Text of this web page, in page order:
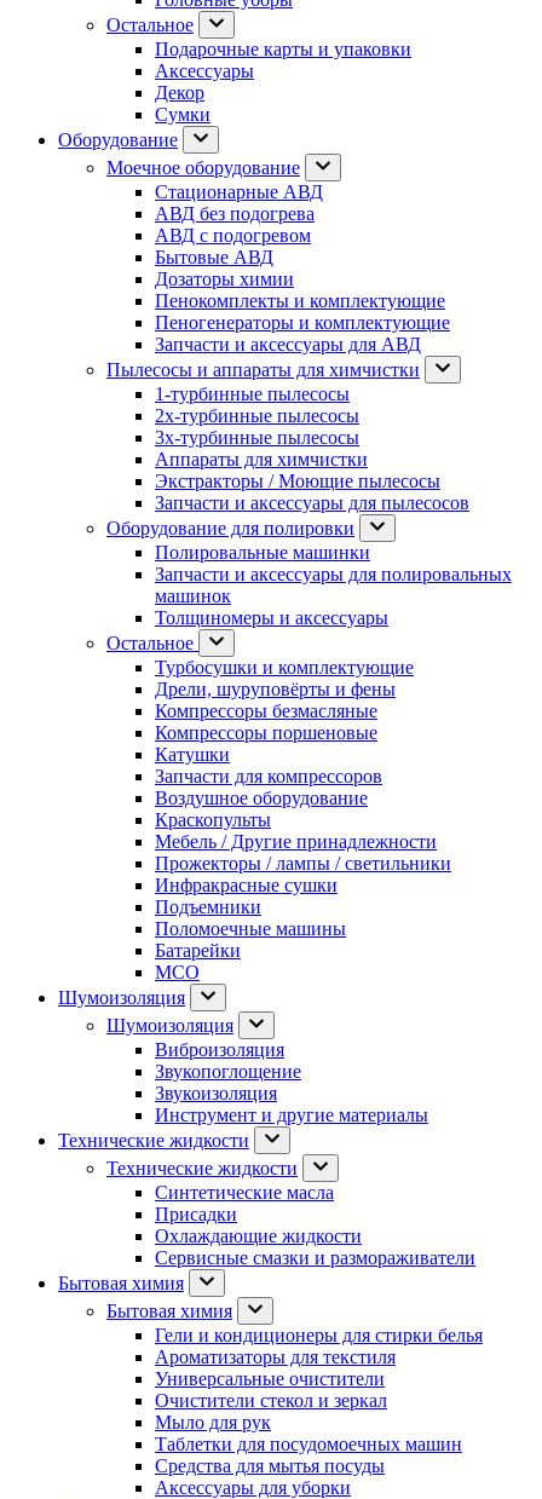
Остальное
Подарочные карты и упаковки
Аксессуары
Декор
Сумки
Оборудование
Моечное оборудование
Стационарные АВД
АВД без подогрева
АВД с подогревом
Бытовые АВД
Дозаторы химии
Пенокомплекты и комплектующие
Пеногенераторы и комплектующие
Запчасти и аксессуары для АВД
Пылесосы и аппараты для химчистки
1-турбинные пылесосы
2х-турбинные пылесосы
3х-турбинные пылесосы
Аппараты для химчистки
Экстракторы / Моющие пылесосы
Запчасти и аксессуары для пылесосов
Оборудование для полировки
Полировальные машинки
Запчасти и аксессуары для полировальных
машинок
Толщиномеры и аксессуары
Остальное
Турбосушки и комплектующие
Дрели, шуруповёрты и фены
Компрессоры безмасляные
Компрессоры поршеновые
Катушки
Запчасти для компрессоров
Воздушное оборудование
Краскопульты
Мебель / Другие принадлежности
Прожекторы / лампы / светильники
Инфракрасные сушки
Подъемники
Поломоечные машины
Батарейки
МСО
Шумоизоляция
Шумоизоляция
Виброизоляция
Звукопоглощение
Звукоизоляция
Инструмент и другие материалы
Технические жидкости
Технические жидкости
Синтетические масла
Присадки
Охлаждающие жидкости
Сервисные смазки и размораживатели
Бытовая химия
Бытовая химия
Гели и кондиционеры для стирки белья
Ароматизаторы для текстиля
Универсальные очистители
Очистители стекол и зеркал
Мыло для рук
Таблетки для посудомоечных машин
Средства для мытья посуды
Аксессуары для уборки